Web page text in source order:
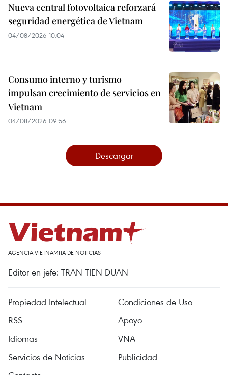
Nueva central fotovoltaica reforzará
seguridad energética de Vietnam
04/08/2026 10:04
Consumo interno y turismo
impulsan crecimiento de servicios en
Vietnam
04/08/2026 09:56
Descargar
AGENCIA VIETNAMITA DE NOTICIAS
Editor en jefe: TRAN TIEN DUAN
Propiedad Intelectual
Condiciones de Uso
RSS
Apoyo
Idiomas
VNA
Servicios de Noticias
Publicidad